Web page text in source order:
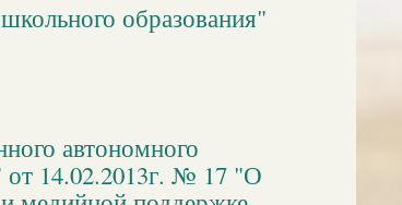
образования"
автономного
от 14.02.2013г. № 17 "О